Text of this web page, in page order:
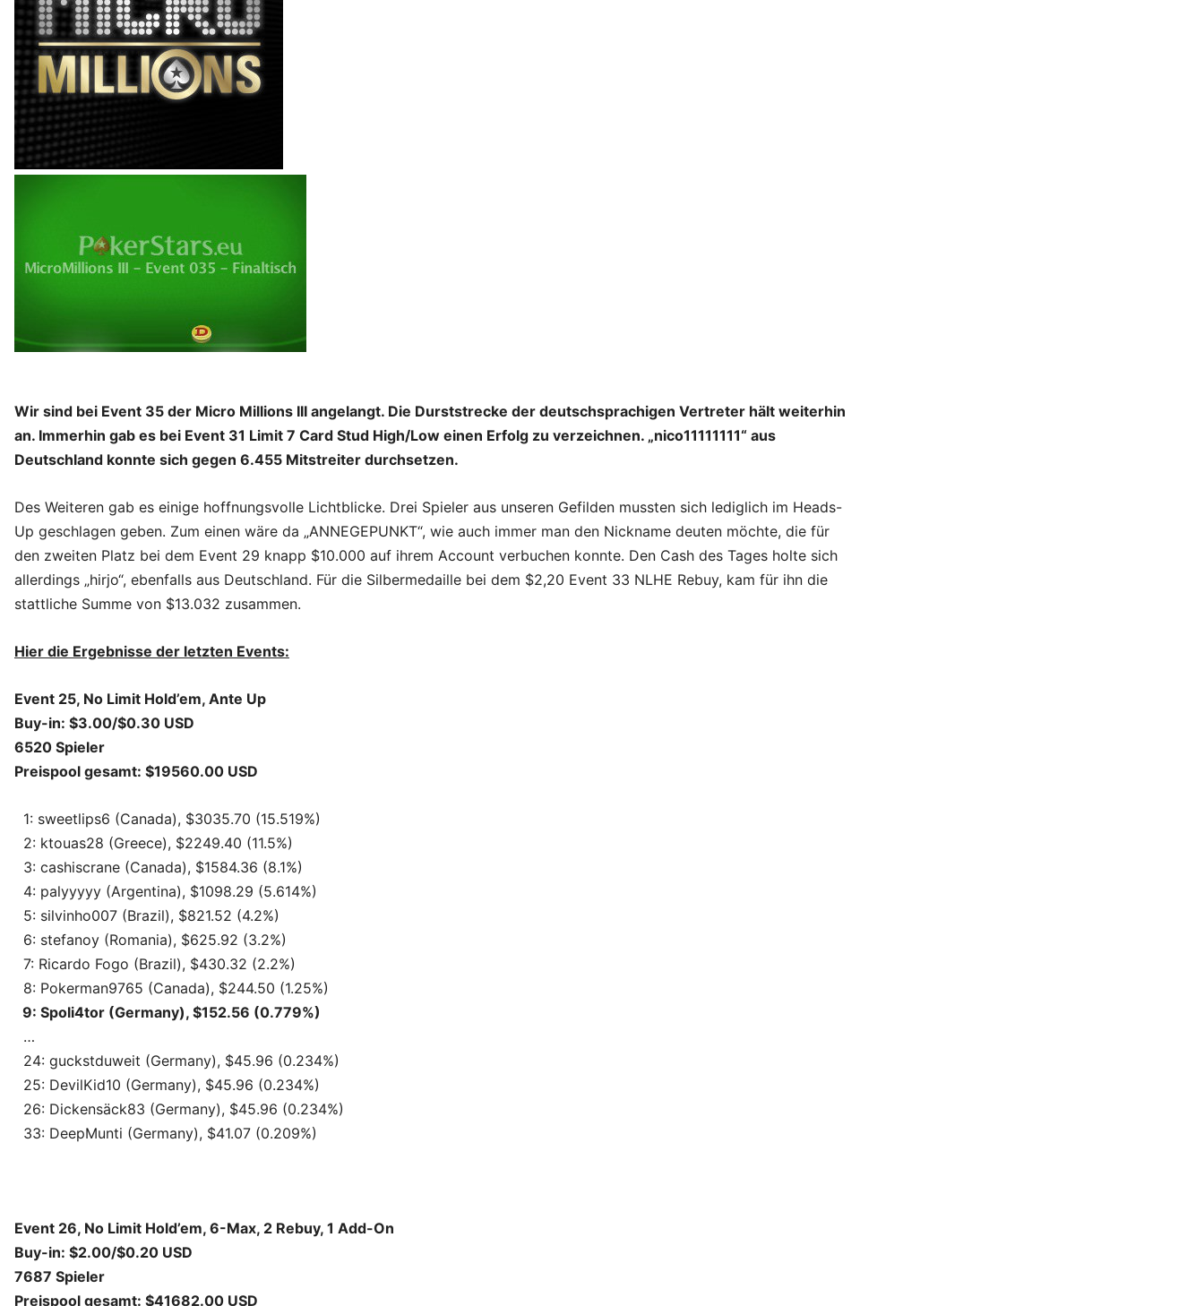
Wir sind bei Event 35 der Micro Millions III angelangt. Die Durststrecke der deutschsprachigen Vertreter hält weiterhin
an. Immerhin gab es bei Event 31 Limit 7 Card Stud High/Low einen Erfolg zu verzeichnen. „nico11111111“ aus
Deutschland konnte sich gegen 6.455 Mitstreiter durchsetzen.
Des Weiteren gab es einige hoffnungsvolle Lichtblicke. Drei Spieler aus unseren Gefilden mussten sich lediglich im Heads-
Up geschlagen geben. Zum einen wäre da „ANNEGEPUNKT“, wie auch immer man den Nickname deuten möchte, die für
den zweiten Platz bei dem Event 29 knapp $10.000 auf ihrem Account verbuchen konnte. Den Cash des Tages holte sich
allerdings „hirjo“, ebenfalls aus Deutschland. Für die Silbermedaille bei dem $2,20 Event 33 NLHE Rebuy, kam für ihn die
stattliche Summe von $13.032 zusammen.
Hier die Ergebnisse der letzten Events:
Event 25, No Limit Hold’em, Ante Up
Buy-in: $3.00/$0.30 USD
6520 Spieler
Preispool gesamt: $19560.00 USD
1: sweetlips6 (Canada), $3035.70 (15.519%)
2: ktouas28 (Greece), $2249.40 (11.5%)
3: cashiscrane (Canada), $1584.36 (8.1%)
4: palyyyyy (Argentina), $1098.29 (5.614%)
5: silvinho007 (Brazil), $821.52 (4.2%)
6: stefanoy (Romania), $625.92 (3.2%)
7: Ricardo Fogo (Brazil), $430.32 (2.2%)
8: Pokerman9765 (Canada), $244.50 (1.25%)
9: Spoli4tor (Germany), $152.56 (0.779%)
…
24: guckstduweit (Germany), $45.96 (0.234%)
25: DevilKid10 (Germany), $45.96 (0.234%)
26: Dickensäck83 (Germany), $45.96 (0.234%)
33: DeepMunti (Germany), $41.07 (0.209%)
Event 26, No Limit Hold’em, 6-Max, 2 Rebuy, 1 Add-On
Buy-in: $2.00/$0.20 USD
7687 Spieler
Preispool gesamt: $41682.00 USD